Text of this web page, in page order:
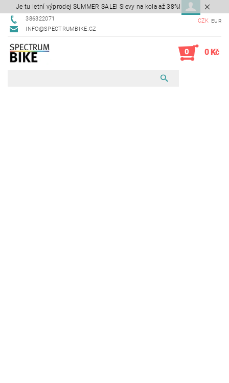
Je tu letní výprodej SUMMER SALE! Slevy na kola až 38%!
386322071
INFO@SPECTRUMBIKE.CZ
CZK EUR
0 0 Kč